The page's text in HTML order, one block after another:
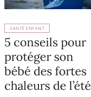
SANTÉ ENFANT
5 conseils pour
protéger son
bébé des fortes
chaleurs de l’été